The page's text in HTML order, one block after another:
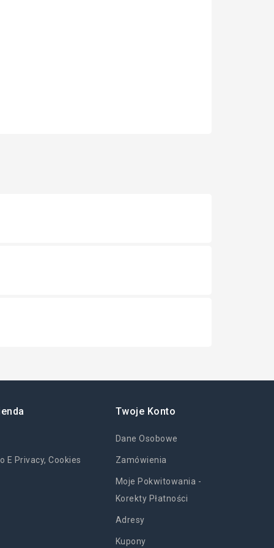
E Privacy, Cookies
Twoje Konto
Dane Osobowe
Zamówienia
Moje Pokwitowania -
Korekty Płatności
Adresy
Kupony